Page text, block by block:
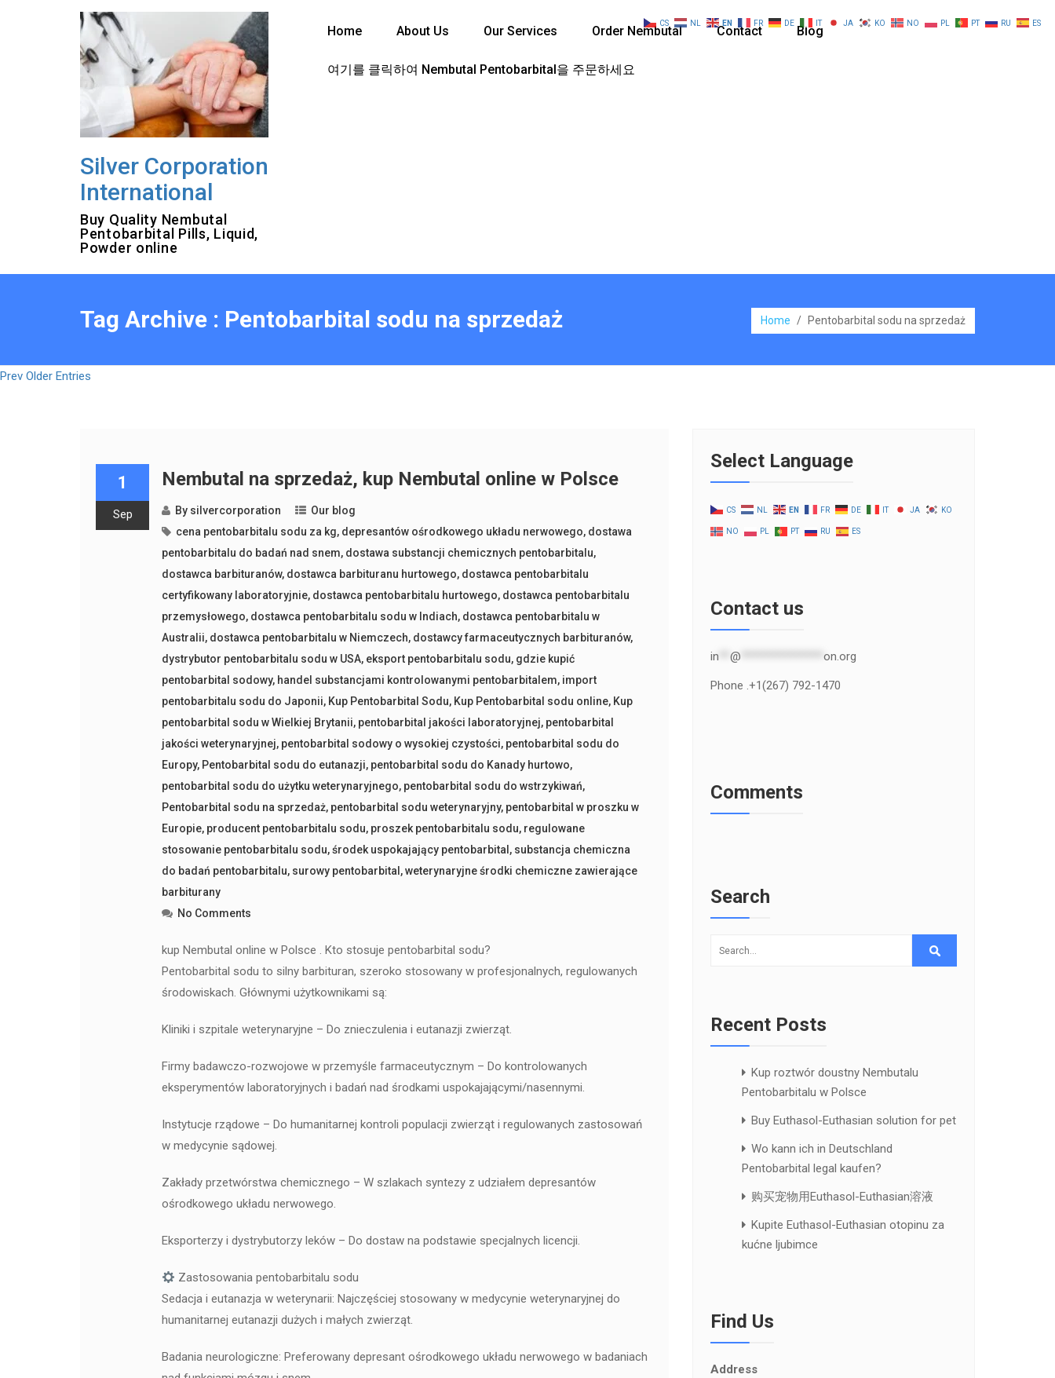
Silver Corporation
International
Buy Quality Nembutal
Pentobarbital Pills, Liquid,
Powder online
Home About Us Our Services Order Nembutal Contact Blog
여기를 클릭하여 Nembutal Pentobarbital을 주문하세요
Tag Archive : Pentobarbital sodu na sprzedaż Home / Pentobarbital sodu na sprzedaż
Prev Older Entries
1
Sep
Nembutal na sprzedaż, kup Nembutal online w Polsce
By silvercorporation
Our blog
cena pentobarbitalu sodu za kg, depresantów ośrodkowego układu nerwowego, dostawa
pentobarbitalu do badań nad snem, dostawa substancji chemicznych pentobarbitalu,
dostawca barbituranów, dostawca barbituranu hurtowego, dostawca pentobarbitalu
certyfikowany laboratoryjnie, dostawca pentobarbitalu hurtowego, dostawca pentobarbitalu
przemysłowego, dostawca pentobarbitalu sodu w Indiach, dostawca pentobarbitalu w
Australii, dostawca pentobarbitalu w Niemczech, dostawcy farmaceutycznych barbituranów,
dystrybutor pentobarbitalu sodu w USA, eksport pentobarbitalu sodu, gdzie kupić
pentobarbital sodowy, handel substancjami kontrolowanymi pentobarbitalem, import
pentobarbitalu sodu do Japonii, Kup Pentobarbital Sodu, Kup Pentobarbital sodu online, Kup
pentobarbital sodu w Wielkiej Brytanii, pentobarbital jakości laboratoryjnej, pentobarbital
jakości weterynaryjnej, pentobarbital sodowy o wysokiej czystości, pentobarbital sodu do
Europy, Pentobarbital sodu do eutanazji, pentobarbital sodu do Kanady hurtowo,
pentobarbital sodu do użytku weterynaryjnego, pentobarbital sodu do wstrzykiwań,
Pentobarbital sodu na sprzedaż, pentobarbital sodu weterynaryjny, pentobarbital w proszku w
Europie, producent pentobarbitalu sodu, proszek pentobarbitalu sodu, regulowane
stosowanie pentobarbitalu sodu,środek uspokajający pentobarbital , substancja chemiczna
do badań pentobarbitalu, surowy pentobarbital ,weterynaryjne środki chemiczne zawierające
barbiturany
No Comments
kup Nembutal online w Polsce . Kto stosuje pentobarbital sodu?
Pentobarbital sodu to silny barbituran, szeroko stosowany w profesjonalnych, regulowanych
środowiskach. Głównymi użytkownikami są:
Kliniki i szpitale weterynaryjne – Do znieczulenia i eutanazji zwierząt.
Firmy badawczo-rozwojowe w przemyśle farmaceutycznym – Do kontrolowanych
eksperymentów laboratoryjnych i badań nad środkami uspokajającymi/nasennymi.
Instytucje rządowe – Do humanitarnej kontroli populacji zwierząt i regulowanych zastosowań
w medycynie sądowej.
Zakłady przetwórstwa chemicznego – W szlakach syntezy z udziałem depresantów
ośrodkowego układu nerwowego.
Eksporterzy i dystrybutorzy leków – Do dostaw na podstawie specjalnych licencji.
Zastosowania pentobarbitalu sodu
Sedacja i eutanazja w weterynarii: Najczęściej stosowany w medycynie weterynaryjnej do
humanitarnej eutanazji dużych i małych zwierząt.
Badania neurologiczne: Preferowany depresant ośrodkowego układu nerwowego w badaniach
Select Language
CS NL EN FR DE IT JA KO
NO PL PT RU ES
Contact us
in @ on.org
Phone .+1(267) 792-1470
Comments
Search
Recent Posts
Kup roztwór doustny Nembutalu
Pentobarbitalu w Polsce
Buy Euthasol-Euthasian solution for pet
Wo kann ich in Deutschland
Pentobarbital legal kaufen?
购买宠物用Euthasol-Euthasian溶液
Kupite Euthasol-Euthasian otopinu za
kućne ljubimce
Find Us
Address
CS NL EN FR DE IT JA KO NO PL PT RU ES